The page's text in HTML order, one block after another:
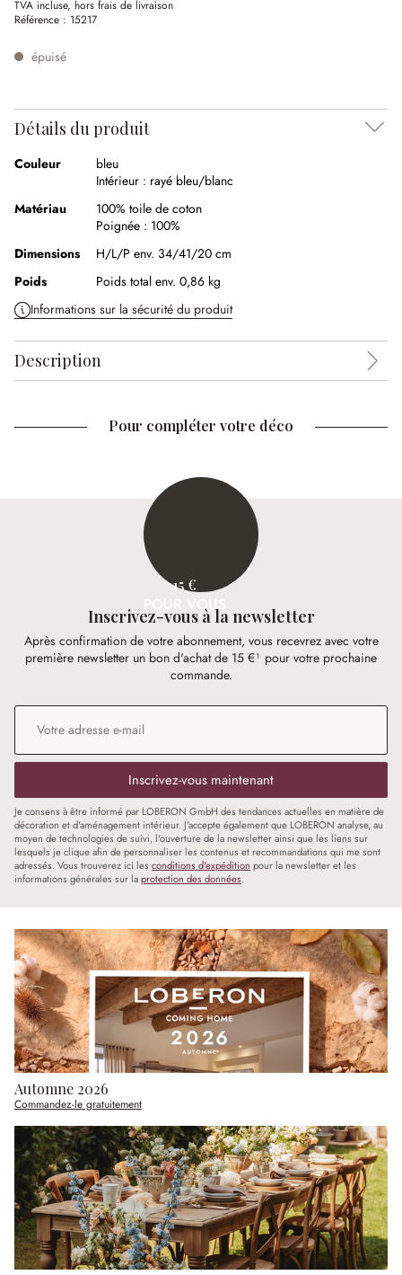
TVA incluse, hors frais de livraison
Référence : 15217
épuisé
Détails du produit
Couleur
bleu
Intérieur : rayé bleu/blanc
Matériau
100% toile de coton
Poignée : 100%
Dimensions
H/L/P env. 34/41/20 cm
Poids
Poids total env. 0,86 kg
Informations sur la sécurité du produit
Description
Pour compléter votre déco
15 €
POUR VOUS
Inscrivez-vous à la newsletter
Après confirmation de votre abonnement, vous recevrez avec votre
première newsletter un bon d'achat de 15 €¹ pour votre prochaine
commande.
Adresse e-mail
Inscrivez-vous maintenant
Je consens à être informé par LOBERON GmbH des tendances actuelles en matière de
décoration et d'aménagement intérieur. J'accepte également que LOBERON analyse, au
moyen de technologies de suivi, l'ouverture de la newsletter ainsi que les liens sur
lesquels je clique afin de personnaliser les contenus et recommandations qui me sont
adressés. Vous trouverez ici les conditions d'expédition pour la newsletter et les
informations générales sur laprotection des données.
Automne 2026
Commandez-le gratuitement